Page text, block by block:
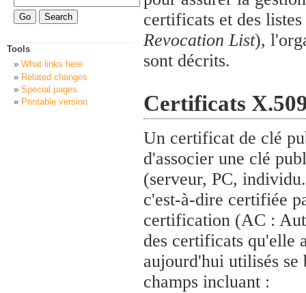
certificats et des
Revocation List),
sont décrits.
Certificats
Un certificat de clé
d'associer une clé
(serveur, PC,
c'est-à-dire certifiée
certification (AC :
des certificats qu'elle
aujourd'hui utilisés
champs incluant :
Tools
What links here
Related changes
Special pages
Printable version